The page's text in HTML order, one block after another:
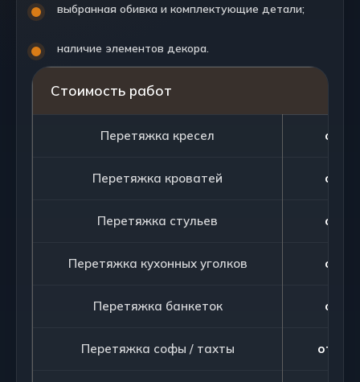
выбранная обивка и комплектующие детали;
наличие элементов декора.
Стоимость работ
Перетяжка кресел от
Перетяжка кроватей от
Перетяжка стульев от
Перетяжка кухонных уголков от
Перетяжка банкеток от
Перетяжка софы / тахты от 105